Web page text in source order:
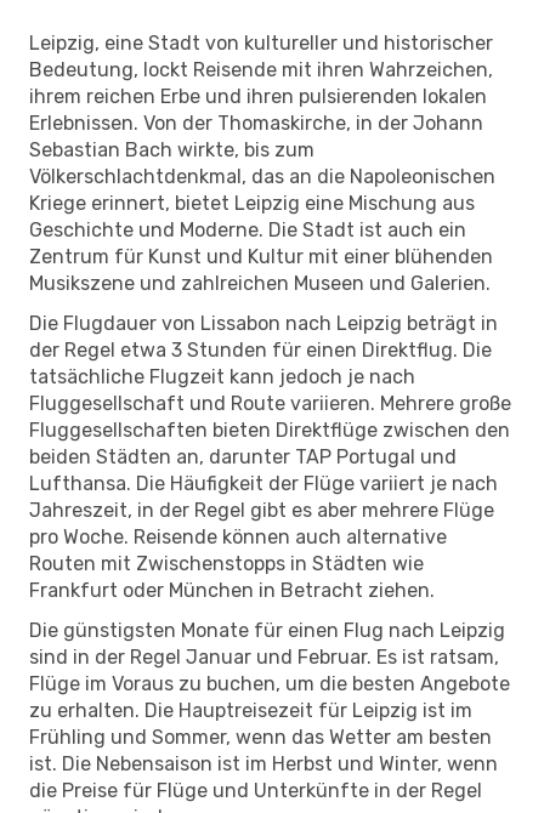
Leipzig, eine Stadt von kultureller und historischer
Bedeutung, lockt Reisende mit ihren Wahrzeichen,
ihrem reichen Erbe und ihren pulsierenden lokalen
Erlebnissen. Von der Thomaskirche, in der Johann
Sebastian Bach wirkte, bis zum
Völkerschlachtdenkmal, das an die Napoleonischen
Kriege erinnert, bietet Leipzig eine Mischung aus
Geschichte und Moderne. Die Stadt ist auch ein
Zentrum für Kunst und Kultur mit einer blühenden
Musikszene und zahlreichen Museen und Galerien.
Die Flugdauer von Lissabon nach Leipzig beträgt in
der Regel etwa 3 Stunden für einen Direktflug. Die
tatsächliche Flugzeit kann jedoch je nach
Fluggesellschaft und Route variieren. Mehrere große
Fluggesellschaften bieten Direktflüge zwischen den
beiden Städten an, darunter TAP Portugal und
Lufthansa. Die Häufigkeit der Flüge variiert je nach
Jahreszeit, in der Regel gibt es aber mehrere Flüge
pro Woche. Reisende können auch alternative
Routen mit Zwischenstopps in Städten wie
Frankfurt oder München in Betracht ziehen.
Die günstigsten Monate für einen Flug nach Leipzig
sind in der Regel Januar und Februar. Es ist ratsam,
Flüge im Voraus zu buchen, um die besten Angebote
zu erhalten. Die Hauptreisezeit für Leipzig ist im
Frühling und Sommer, wenn das Wetter am besten
ist. Die Nebensaison ist im Herbst und Winter, wenn
die Preise für Flüge und Unterkünfte in der Regel